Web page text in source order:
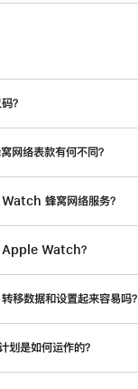
？
络表款有何不同？
蜂窝网络服务？
Apple Watch？
数据和设置起来容易吗？
是如何运作的？